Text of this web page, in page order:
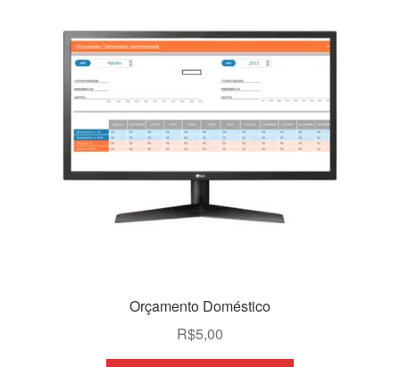
Orçamento Doméstico
R$5,00